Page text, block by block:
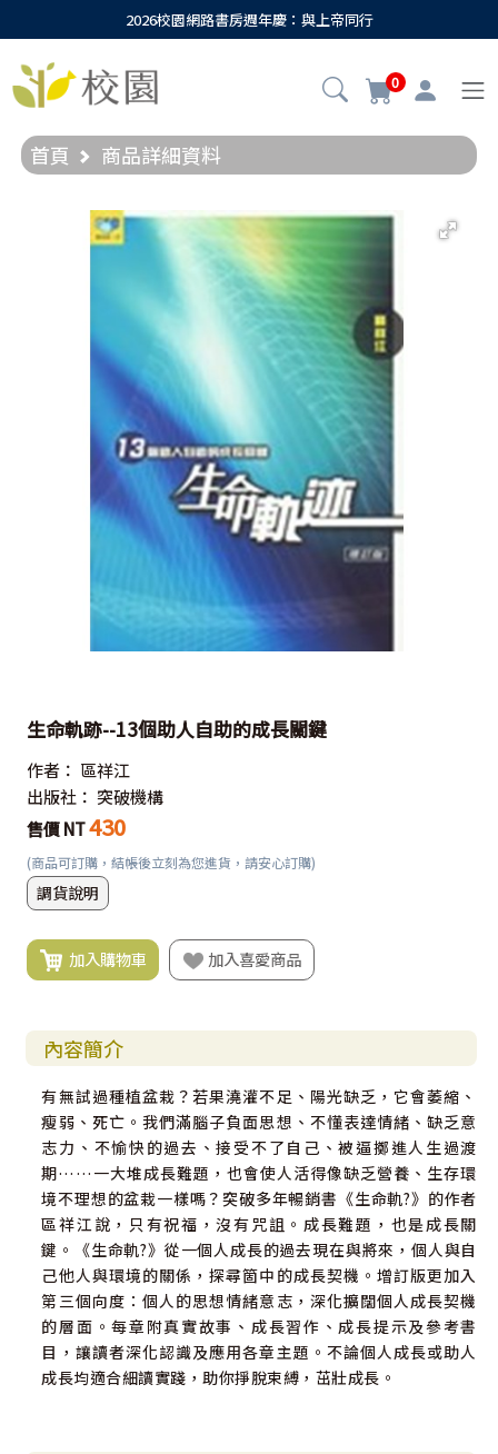
2026校園網路書房週年慶：與上帝同行
0
首頁 商品詳細資料
生命軌跡--13個助人自助的成長關鍵
作者： 區祥江
出版社： 突破機構
售價 NT430
(商品可訂購，結帳後立刻為您進貨，請安心訂購)
調貨說明
加入購物車 加入喜愛商品
內容簡介
有無試過種植盆栽？若果澆灌不足、陽光缺乏，它會萎縮、
瘦弱、死亡。我們滿腦子負面思想、不懂表達情緒、缺乏意
志力、不愉快的過去、接受不了自己、被逼擲進人生過渡
期……一大堆成長難題，也會使人活得像缺乏營養、生存環
境不理想的盆栽一樣嗎？突破多年暢銷書《生命軌?》的作者
區祥江說，只有祝福，沒有咒詛。成長難題，也是成長關
鍵。《生命軌?》從一個人成長的過去現在與將來，個人與自
己他人與環境的關係，探尋箇中的成長契機。增訂版更加入
第三個向度：個人的思想情緒意志，深化擴闊個人成長契機
的層面。每章附真實故事、成長習作、成長提示及參考書
目，讓讀者深化認識及應用各章主題。不論個人成長或助人
成長均適合細讀實踐，助你掙脫束縛，茁壯成長。